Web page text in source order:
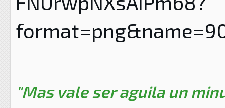
"Mas vale ser aguila un